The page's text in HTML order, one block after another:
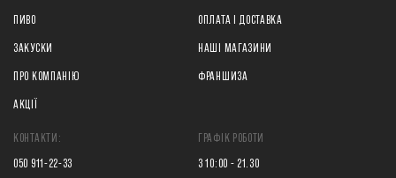
ГРАФІК РОБОТИ
З 10:00 - 21.30
КОНТАКТИ:
050 911-22-33
ПИВО
ЗАКУСКИ
ПРО КОМПАНІЮ
АКЦІЇ
ОПЛАТА І ДОСТАВКА
НАШІ МАГАЗИНИ
ФРАНШИЗА